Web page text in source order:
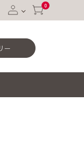
会員登録
0
ー